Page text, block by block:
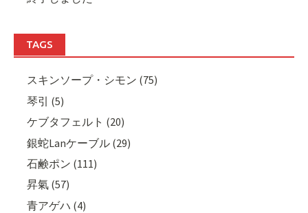
TAGS
スキンソープ・シモン (75)
琴引 (5)
ケブタフェルト (20)
銀蛇Lanケーブル (29)
石鹸ポン (111)
昇氣 (57)
青アゲハ (4)